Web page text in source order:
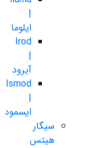
|
ایلوما
Irod
|
آیرود
Ismod
|
ایسمود
سیگار
هیتس